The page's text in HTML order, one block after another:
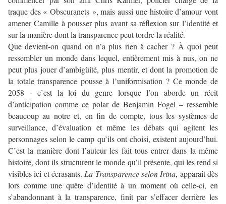
traque des « Obscuranets », mais aussi une histoire d’amour vont
amener Camille à pousser plus avant sa réflexion sur l’identité et
sur la manière dont la transparence peut tordre la réalité.
Que devient-on quand on n’a plus rien à cacher ? À quoi peut
ressembler un monde dans lequel, entièrement mis à nus, on ne
peut plus jouer d’ambigüité, plus mentir, et dont la promotion de
la totale transparence pousse à l’uniformisation ? Ce monde de
2058 - c’est la loi du genre lorsque l’on aborde un récit
d’anticipation comme ce polar de Benjamin Fogel – ressemble
beaucoup au notre et, en fin de compte, tous les systèmes de
surveillance, d’évaluation et même les débats qui agitent les
personnages selon le camp qu’ils ont choisi, existent aujourd’hui.
C’est la manière dont l’auteur les fait tous entrer dans la même
histoire, dont ils structurent le monde qu’il présente, qui les rend si
visibles ici et écrasants. La Transparence selon Irina, apparaît dès
lors comme une quête d’identité à un moment où celle-ci, en
s’abandonnant à la transparence, finit par s’effacer derrière les